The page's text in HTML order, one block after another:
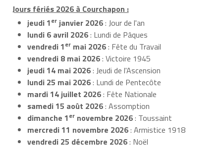
Jours fériés 2026 à Courchapon :
jeudi 1er janvier 2026: Jour de l'an
lundi 6 avril 2026: Lundi de Pâques
vendredi 1er mai 2026: Fête du Travail
vendredi 8 mai 2026: Victoire 1945
jeudi 14 mai 2026: Jeudi de l'Ascension
lundi 25 mai 2026: Lundi de Pentecôte
mardi 14 juillet 2026: Fête Nationale
samedi 15 août 2026: Assomption
dimanche 1er novembre 2026: Toussaint
mercredi 11 novembre 2026: Armistice 1918
vendredi 25 décembre 2026: Noël